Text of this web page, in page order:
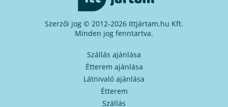
Szerzői jog © 2012-2026 Ittjártam.hu Kft.
Minden jog fenntartva.
Szállás ajánlása
Étterem ajánlása
Látnivaló ajánlása
Étterem
Szállás